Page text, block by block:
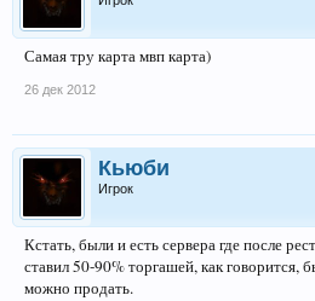
Самая тру карта мвп карта)
26 дек 2012
Кьюби
Игрок
Кстать, были и есть сервера где после
ставил 50-90% торгашей, как говорится,
можно продать.